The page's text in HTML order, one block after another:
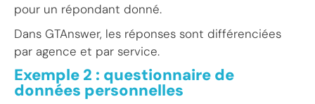
pour un répondant donné.
Dans GTAnswer, les réponses sont différenciées
par agence et par service.
Exemple 2 : questionnaire de
données personnelles